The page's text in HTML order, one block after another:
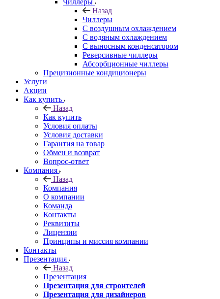
Чиллеры
Назад
Чиллеры
С воздушным охлаждением
С водяным охлаждением
С выносным конденсатором
Реверсивные чиллеры
Абсорбционные чиллеры
Прецизионные кондиционеры
Услуги
Акции
Как купить
Назад
Как купить
Условия оплаты
Условия доставки
Гарантия на товар
Обмен и возврат
Вопрос-ответ
Компания
Назад
Компания
О компании
Команда
Контакты
Реквизиты
Лицензии
Принципы и миссия компании
Контакты
Презентация
Назад
Презентация
Презентация для строителей
Презентация для дизайнеров